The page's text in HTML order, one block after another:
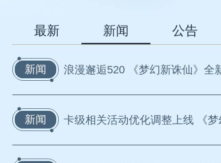
最新 新闻 公告
新闻 浪漫邂逅520 《梦幻新诛仙》全
新闻 卡级相关活动优化调整上线 《